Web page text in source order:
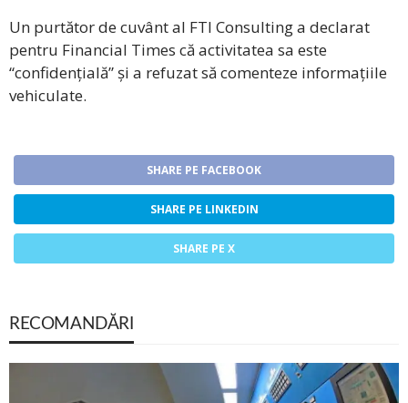
Un purtător de cuvânt al FTI Consulting a declarat
pentru Financial Times că activitatea sa este
“confidențială” și a refuzat să comenteze informațiile
vehiculate.
SHARE PE FACEBOOK
SHARE PE LINKEDIN
SHARE PE X
RECOMANDĂRI